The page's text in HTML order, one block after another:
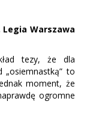
Warszawa
tezy, że dla
„osiemnastką” to
moment, że
ogromne